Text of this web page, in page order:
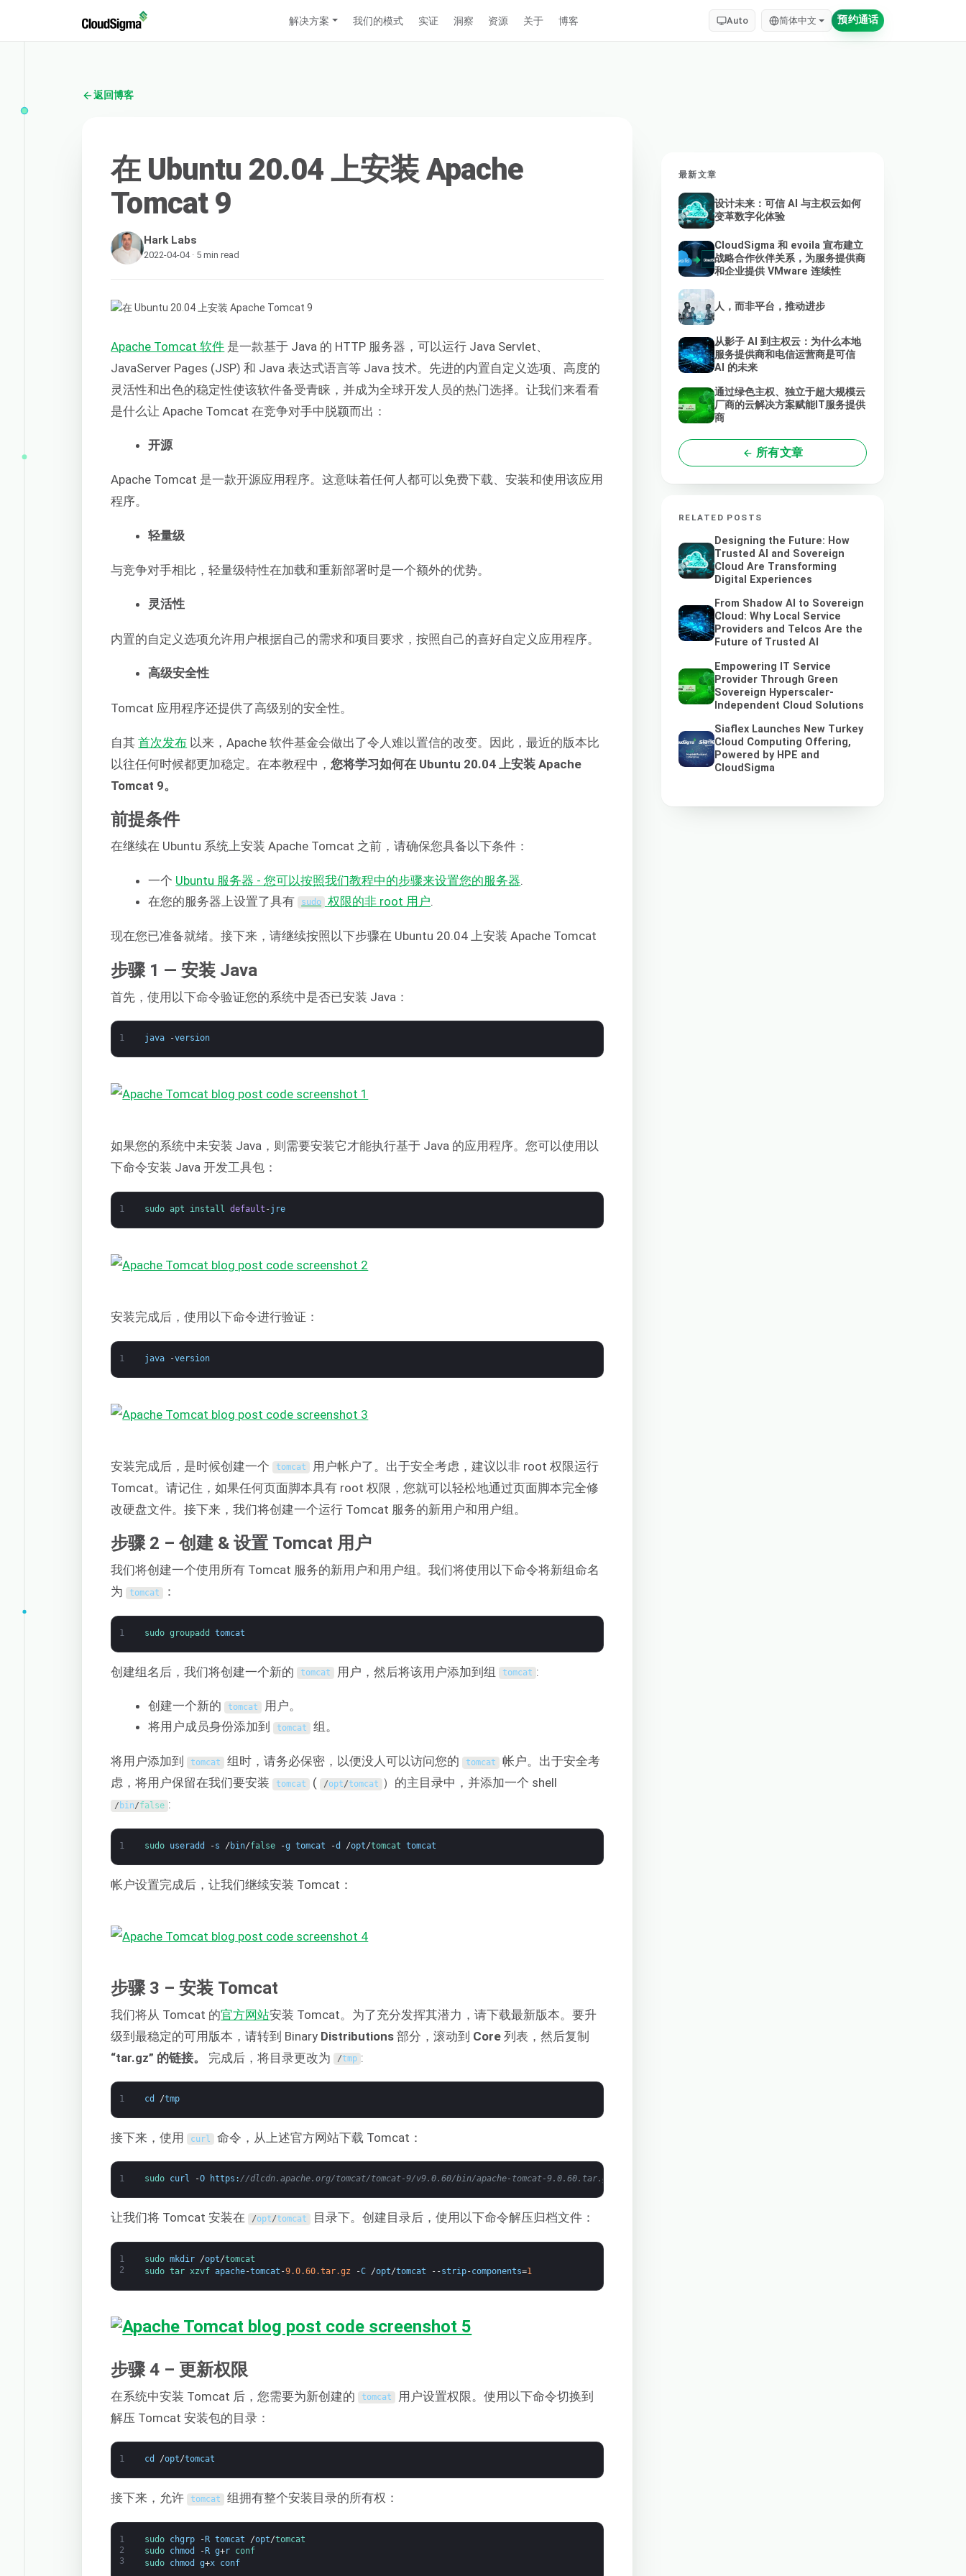
解决方案 我们的模式 实证 洞察 资源 关于 博客 Auto 简体中文 预约通话
返回博客
在 Ubuntu 20.04 上安装 Apache
Tomcat 9
Hark Labs
2022-04-04 · 5 min read
Apache Tomcat 软件 是一款基于 Java 的 HTTP 服务器，可以运行 Java Servlet、
JavaServer Pages (JSP) 和 Java 表达式语言等 Java 技术。先进的内置自定义选项、高度的
灵活性和出色的稳定性使该软件备受青睐，并成为全球开发人员的热门选择。让我们来看看
是什么让 Apache Tomcat 在竞争对手中脱颖而出：
开源
Apache Tomcat 是一款开源应用程序。这意味着任何人都可以免费下载、安装和使用该应用
程序。
轻量级
与竞争对手相比，轻量级特性在加载和重新部署时是一个额外的优势。
灵活性
内置的自定义选项允许用户根据自己的需求和项目要求，按照自己的喜好自定义应用程序。
高级安全性
Tomcat 应用程序还提供了高级别的安全性。
自其首次发布 以来，Apache 软件基金会做出了令人难以置信的改变。因此，最近的版本比
以往任何时候都更加稳定。在本教程中，您将学习如何在 Ubuntu 20.04 上安装 Apache
Tomcat 9。
前提条件
在继续在 Ubuntu 系统上安装 Apache Tomcat 之前，请确保您具备以下条件：
一个 Ubuntu 服务器 - 您可以按照我们教程中的步骤来设置您的服务器
在您的服务器上设置了具有 sudo 权限的非 root 用户
现在您已准备就绪。接下来，请继续按照以下步骤在 Ubuntu 20.04 上安装 Apache Tomcat
步骤 1 — 安装 Java
首先，使用以下命令验证您的系统中是否已安装 Java：
1 java -version
如果您的系统中未安装 Java，则需要安装它才能执行基于 Java 的应用程序。您可以使用以
下命令安装 Java 开发工具包：
1 sudo apt install default -jre
安装完成后，使用以下命令进行验证：
1 java -version
安装完成后，是时候创建一个 tomcat 用户帐户了。出于安全考虑，建议以非 root 权限运行
Tomcat。请记住，如果任何页面脚本具有 root 权限，您就可以轻松地通过页面脚本完全修
改硬盘文件。接下来，我们将创建一个运行 Tomcat 服务的新用户和用户组。
步骤 2 – 创建 & 设置 Tomcat 用户
我们将创建一个使用所有 Tomcat 服务的新用户和用户组。我们将使用以下命令将新组命名
为 tomcat ：
1 sudo groupadd tomcat
创建组名后，我们将创建一个新的 tomcat 用户，然后将该用户添加到组 tomcat :
创建一个新的 tomcat 用户。
将用户成员身份添加到 tomcat 组。
将用户添加到 tomcat 组时，请务必保密，以便没人可以访问您的 tomcat 帐户。出于安全考
虑，将用户保留在我们要安装 tomcat ( /opt/tomcat ）的主目录中，并添加一个 shell
/ bin/false :
1 sudo useradd -s / bin/false -g tomcat -d /opt/tomcat tomcat
帐户设置完成后，让我们继续安装 Tomcat：
步骤 3 – 安装 Tomcat
我们将从 Tomcat 的官方网站安装 Tomcat。为了充分发挥其潜力，请下载最新版本。要升
级到最稳定的可用版本，请转到 Binary Distributions 部分，滚动到 Core 列表，然后复制
“tar.gz” 的链接。
完成后，将目录更改为 /tmp :
1 cd /tmp
接下来，使用 curl 命令，从上述官方网站下载 Tomcat：
1 sudo curl -O https : //dlcdn.apache.org/tomcat/tomcat-9/v9.0.60/bin/apache-tomcat-9.0.60.tar.gz
让我们将 Tomcat 安装在 /opt/tomcat 目录下。创建目录后，使用以下命令解压归档文件：
1
2
sudo mkdir /opt/tomcat
sudo tar xzvf apache-tomcat -9.0.60.tar.gz -C /opt/tomcat --strip-components=1
步骤 4 – 更新权限
在系统中安装 Tomcat 后，您需要为新创建的 tomcat 用户设置权限。使用以下命令切换到
解压 Tomcat 安装包的目录：
1 cd /opt/tomcat
接下来，允许 tomcat 组拥有整个安装目录的所有权：
1
2
3
sudo chgrp -R tomcat /opt/tomcat
sudo chmod - R g+r conf
sudo chmod g+x conf
最新文章
设计未来：可信 AI 与主权云如何
变革数字化体验
CloudSigma 和 evoila 宣布建立
战略合作伙伴关系，为服务提供商
和企业提供 VMware 连续性
人，而非平台，推动进步
从影子 AI 到主权云：为什么本地
服务提供商和电信运营商是可信
AI 的未来
通过绿色主权、独立于超大规模云
厂商的云解决方案赋能IT服务提供
商
所有文章
RELATED POSTS
Designing the Future: How
Trusted AI and Sovereign
Cloud Are Transforming
Digital Experiences
From Shadow AI to Sovereign
Cloud: Why Local Service
Providers and Telcos Are the
Future of Trusted AI
Empowering IT Service
Provider Through Green
Sovereign Hyperscaler-
Independent Cloud Solutions
Siaflex Launches New Turkey
Cloud Computing Offering,
Powered by HPE and
CloudSigma